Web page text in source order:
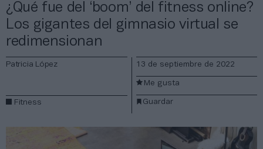
¿Qué fue del ‘boom’ del fitness online?
Los gigantes del gimnasio virtual se
redimensionan
Patricia López
Fitness
13 de septiembre de 2022
Guardar
Me gusta